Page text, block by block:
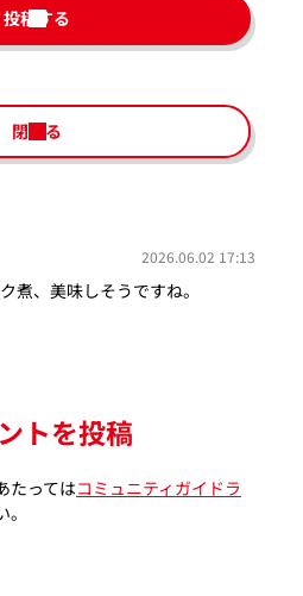
投稿する
閉じる
2026.06.02 17:13
煮、美味しそうですね。
トを投稿
たってはコミュニティガイドラ